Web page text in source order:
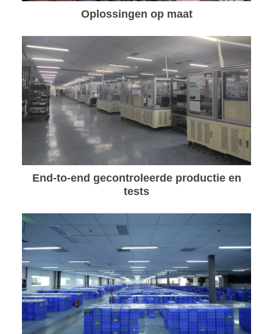
Oplossingen op maat
End-to-end gecontroleerde productie en
tests